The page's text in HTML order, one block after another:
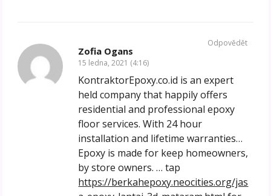
Zofia Ogans
15 ledna, 2021 (4:16)
KontraktorEpoxy.co.id is an expert
held company that happily offers
residential and professional epoxy
floor services. With 24 hour
installation and lifetime warranties…
Epoxy is made for keep homeowners,
by store owners. … tap
https://berkahepoxy.neocities.org/jas
Odpovědět